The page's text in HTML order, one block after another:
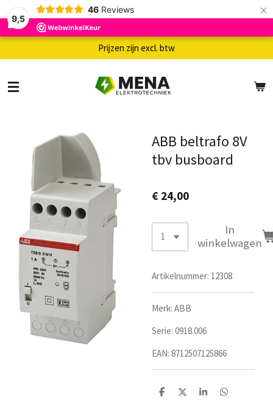
9,5
46 Reviews ×
Prijzen zijn excl. btw
ABB beltrafo 8V
tbv busboard
€ 24,00
In
winkelwagen
Artikelnummer: 12308
Merk: ABB
Serie: 0918.006
EAN: 8712507125866
D
D
S
D